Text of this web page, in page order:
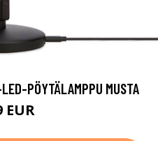
PÖYTÄLAMPPU MUSTA
EUR